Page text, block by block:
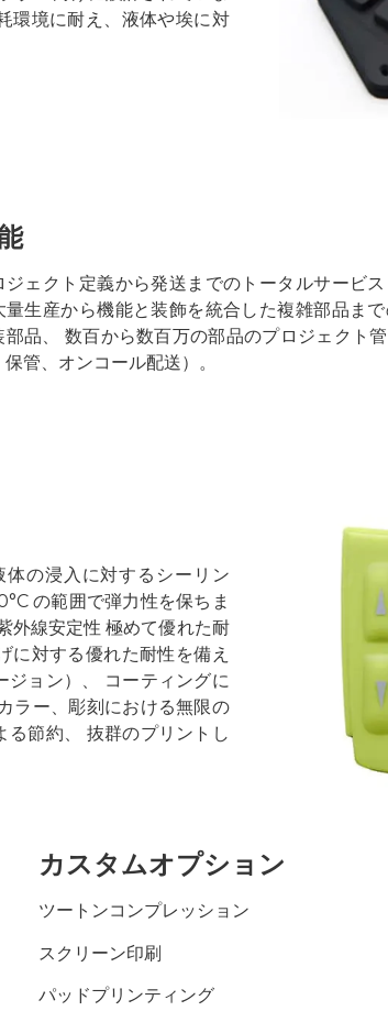
環境に耐え、液体や埃に対
ジェクト定義から発送までのトータルサービ
量生産から機能と装飾を統合した複雑部品ま
部品、 数百から数百万の部品のプロジェクト
保管、オンコール配送）。
の浸入に対するシーリン
の範囲で弾力性を保ちま
外線安定性 極めて優れた耐
に対する優れた耐性を備え
ジョン）、 コーティングに
ラー、彫刻における無限の
節約、 抜群のプリントし
カスタムオプション
ツートンコンプレッション
スクリーン印刷
パッドプリンティング